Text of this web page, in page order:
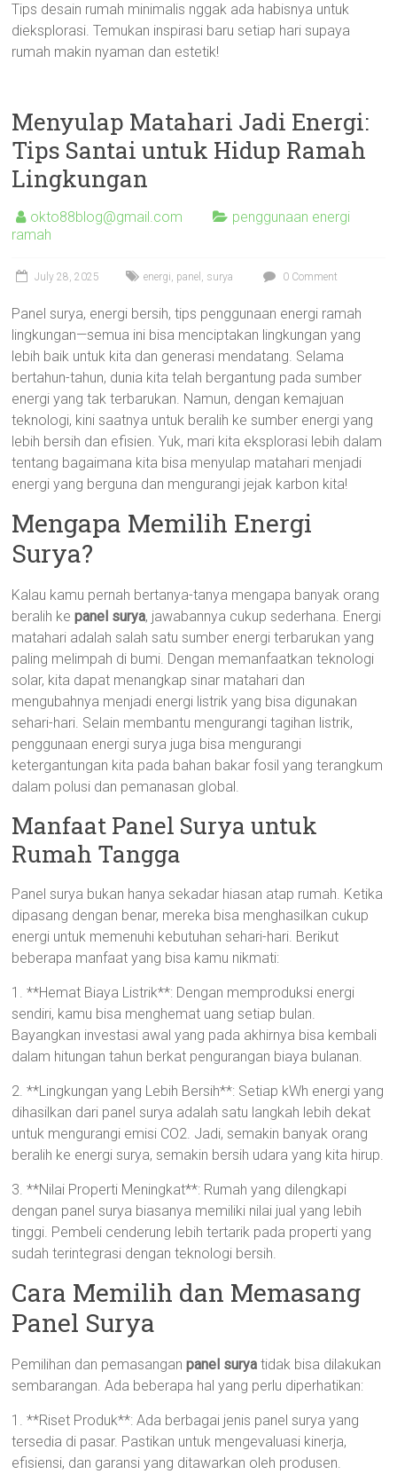
Tips desain rumah minimalis nggak ada habisnya untuk
dieksplorasi. Temukan inspirasi baru setiap hari supaya
rumah makin nyaman dan estetik!
Menyulap Matahari Jadi Energi:
Tips Santai untuk Hidup Ramah
Lingkungan
okto88blog@gmail.com
penggunaan energi
ramah
July 28, 2025 energi, panel , surya 0 Comment
Panel surya, energi bersih, tips penggunaan energi ramah
lingkungan—semua ini bisa menciptakan lingkungan yang
lebih baik untuk kita dan generasi mendatang. Selama
bertahun-tahun, dunia kita telah bergantung pada sumber
energi yang tak terbarukan. Namun, dengan kemajuan
teknologi, kini saatnya untuk beralih ke sumber energi yang
lebih bersih dan efisien. Yuk, mari kita eksplorasi lebih dalam
tentang bagaimana kita bisa menyulap matahari menjadi
energi yang berguna dan mengurangi jejak karbon kita!
Mengapa Memilih Energi
Surya?
Kalau kamu pernah bertanya-tanya mengapa banyak orang
beralih kepanel surya, jawabannya cukup sederhana. Energi
matahari adalah salah satu sumber energi terbarukan yang
paling melimpah di bumi. Dengan memanfaatkan teknologi
solar, kita dapat menangkap sinar matahari dan
mengubahnya menjadi energi listrik yang bisa digunakan
sehari-hari. Selain membantu mengurangi tagihan listrik,
penggunaan energi surya juga bisa mengurangi
ketergantungan kita pada bahan bakar fosil yang terangkum
dalam polusi dan pemanasan global.
Manfaat Panel Surya untuk
Rumah Tangga
Panel surya bukan hanya sekadar hiasan atap rumah. Ketika
dipasang dengan benar, mereka bisa menghasilkan cukup
energi untuk memenuhi kebutuhan sehari-hari. Berikut
beberapa manfaat yang bisa kamu nikmati:
1. **Hemat Biaya Listrik**: Dengan memproduksi energi
sendiri, kamu bisa menghemat uang setiap bulan.
Bayangkan investasi awal yang pada akhirnya bisa kembali
dalam hitungan tahun berkat pengurangan biaya bulanan.
2. **Lingkungan yang Lebih Bersih**: Setiap kWh energi yang
dihasilkan dari panel surya adalah satu langkah lebih dekat
untuk mengurangi emisi CO2. Jadi, semakin banyak orang
beralih ke energi surya, semakin bersih udara yang kita hirup.
3. **Nilai Properti Meningkat**: Rumah yang dilengkapi
dengan panel surya biasanya memiliki nilai jual yang lebih
tinggi. Pembeli cenderung lebih tertarik pada properti yang
sudah terintegrasi dengan teknologi bersih.
Cara Memilih dan Memasang
Panel Surya
Pemilihan dan pemasanganpanel surya tidak bisa dilakukan
sembarangan. Ada beberapa hal yang perlu diperhatikan:
1. **Riset Produk**: Ada berbagai jenis panel surya yang
tersedia di pasar. Pastikan untuk mengevaluasi kinerja,
efisiensi, dan garansi yang ditawarkan oleh produsen.